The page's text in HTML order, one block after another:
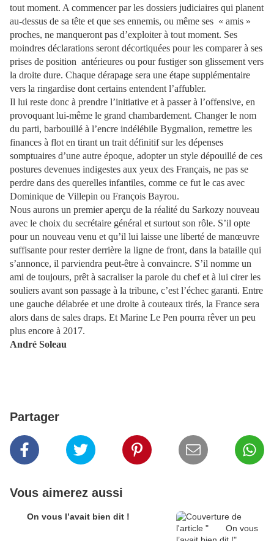
tout moment. A commencer par les dossiers judiciaires qui planent
au-dessus de sa tête et que ses ennemis, ou même ses « amis »
proches, ne manqueront pas d’exploiter à tout moment. Ses
moindres déclarations seront décortiquées pour les comparer à ses
prises de position antérieures ou pour fustiger son glissement vers
la droite dure. Chaque dérapage sera une étape supplémentaire
vers la ringardise dont certains entendent l’affubler.
Il lui reste donc à prendre l’initiative et à passer à l’offensive, en
provoquant lui-même le grand chambardement. Changer le nom
du parti, barbouillé à l’encre indélébile Bygmalion, remettre les
finances à flot en tirant un trait définitif sur les dépenses
somptuaires d’une autre époque, adopter un style dépouillé de ces
postures devenues indigestes aux yeux des Français, ne pas se
perdre dans des querelles infantiles, comme ce fut le cas avec
Dominique de Villepin ou François Bayrou.
Nous aurons un premier aperçu de la réalité du Sarkozy nouveau
avec le choix du secrétaire général et surtout son rôle. S’il opte
pour un nouveau venu et qu’il lui laisse une liberté de manœuvre
suffisante pour rester derrière la ligne de front, dans la bataille qui
s’annonce, il parviendra peut-être à convaincre. S’il nomme un
ami de toujours, prêt à sacraliser la parole du chef et à lui cirer les
souliers avant son passage à la tribune, c’est l’échec garanti. Entre
une gauche délabrée et une droite à couteaux tirés, la France sera
alors dans de sales draps. Et Marine Le Pen pourra rêver un peu
plus encore à 2017.
André Soleau
Partager
Vous aimerez aussi
On vous l’avait bien dit !